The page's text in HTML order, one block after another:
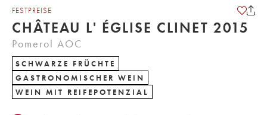
FESTPREISE
CHÂTEAU L' ÉGLISE CLINET 2015
Pomerol AOC
SCHWARZE FRÜCHTE
GASTRONOMISCHER WEIN
WEIN MIT REIFEPOTENZIAL